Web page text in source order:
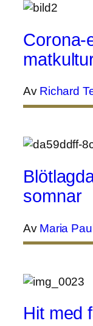
Corona-
Av Richard
somnar
Av Maria
Hit med